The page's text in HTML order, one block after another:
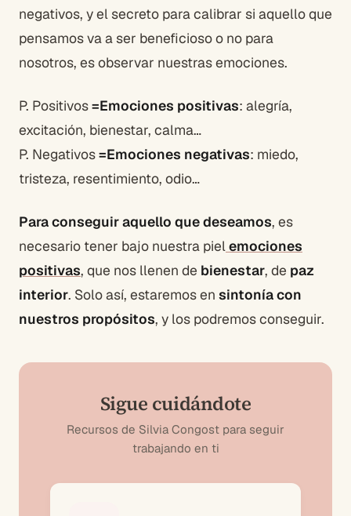
negativos, y el secreto para calibrar si aquello que
pensamos va a ser beneficioso o no para
nosotros, es observar nuestras emociones.
P. Positivos=Emociones positivas: alegría,
excitación, bienestar, calma…
P. Negativos=Emociones negativas: miedo,
tristeza, resentimiento, odio…
Para conseguir aquello que deseamos, es
necesario tener bajo nuestra pielemociones
positivas, que nos llenen de bienestar, de paz
interior. Solo así, estaremos en sintonía con
nuestros propósitos, y los podremos conseguir.
Sigue cuidándote
Recursos de Silvia Congost para seguir
trabajando en ti